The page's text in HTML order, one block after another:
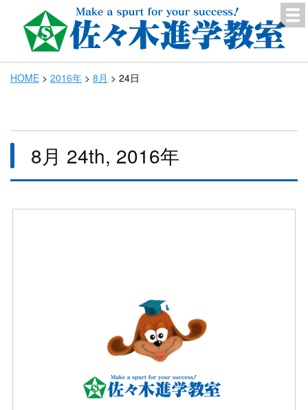
HOME > 2016年 > 8月 > 24日
8月 24th, 2016年